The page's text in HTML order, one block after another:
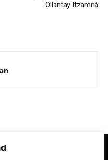
Ollantay Itzamná